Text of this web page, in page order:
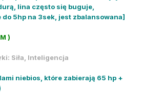
lina często się buguje,
do 5hp na 3sek, jest zbalansowana]
)
Siła, Inteligencja
niebios, które zabierają 65 hp +